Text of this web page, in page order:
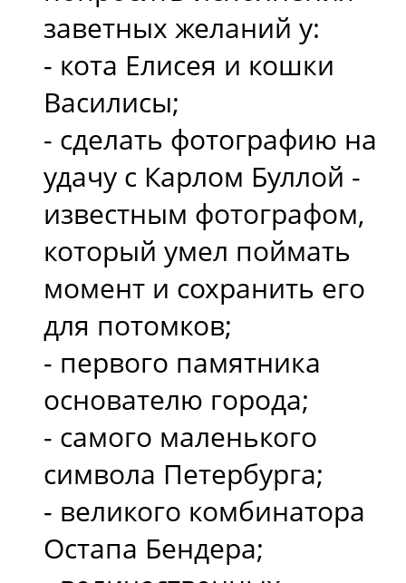
заветных желаний у:
- кота Елисея и кошки
Василисы;
- сделать фотографию на
удачу с Карлом Буллой -
известным фотографом,
который умел поймать
момент и сохранить его
для потомков;
- первого памятника
основателю города;
- самого маленького
символа Петербурга;
- великого комбинатора
Остапа Бендера;